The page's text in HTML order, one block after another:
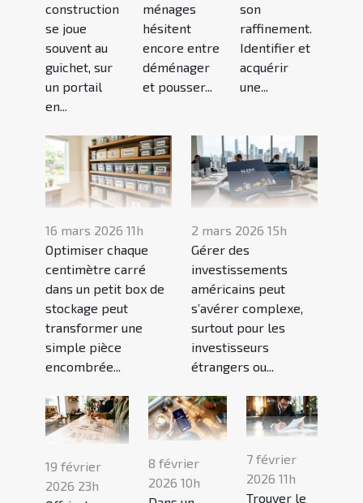
construction
se joue
souvent au
guichet, sur
un portail
en...
ménages
hésitent
encore entre
déménager
et pousser...
son
raffinement.
Identifier et
acquérir
une...
16 mars 2026 11h
Optimiser chaque
centimètre carré
dans un petit box de
stockage peut
transformer une
simple pièce
encombrée...
2 mars 2026 15h
Gérer des
investissements
américains peut
s’avérer complexe,
surtout pour les
investisseurs
étrangers ou...
19 février
2026 23h
8 février
2026 10h
7 février
2026 11h
Trouver le